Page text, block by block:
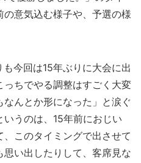
の意気込む様子や、予選の様
今回は15年ぶりに大会に出
ちでやる調整はすごく大変
んとか形になった」と涙ぐ
うのは、15年前におじい
このタイミングで出させて
い出したりして、客席見な